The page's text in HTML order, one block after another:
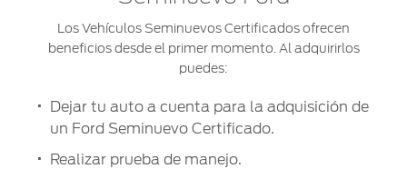
Los Vehículos Seminuevos Certificados ofrecen
beneficios desde el primer momento. Al adquirirlos
puedes:
Dejar tu auto a cuenta para la adquisición de
un Ford Seminuevo Certificado.
Realizar prueba de manejo.